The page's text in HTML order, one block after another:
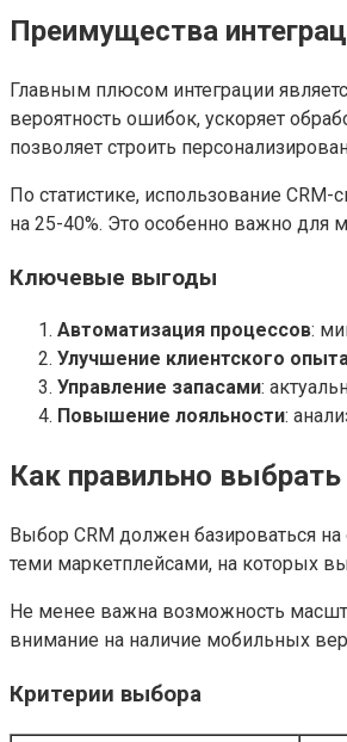
Преимущества
Главным плюсом интеграции
вероятность ошибок, ускоряет
позволяет строить
По статистике, использование
на 25-40%. Это особенно важно для
Ключевые выгоды
Автоматизация процессов:
Улучшение клиентского
Управление запасами:
Повышение лояльности:
Как правильно
Выбор CRM должен базироваться
теми маркетплейсами, на которых
Не менее важна возможность
внимание на наличие мобильных
Критерии выбора